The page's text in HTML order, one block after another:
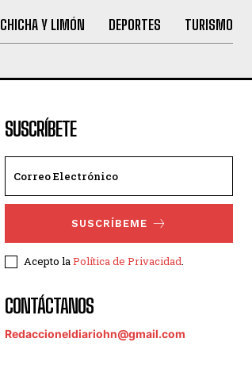
CHICHA Y LIMÓN DEPORTES TURISMO
SUSCRÍBETE
SUSCRÍBEME
Acepto laPolítica de Privacidad.
CONTÁCTANOS
Redaccioneldiariohn@gmail.com